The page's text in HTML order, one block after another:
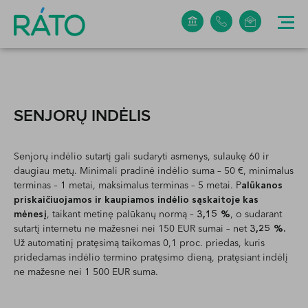
+370 5 265 0304 info@rato.lt
SENJORŲ INDĖLIS
Senjorų indėlio sutartį gali sudaryti asmenys, sulaukę 60 ir
daugiau metų. Minimali pradinė indėlio suma – 50 €, minimalus
terminas – 1 metai, maksimalus terminas – 5 metai. Palūkanos
priskaičiuojamos ir kaupiamos indėlio sąskaitoje kas
mėnesį, taikant metinę palūkanų normą – 3,15 %, o sudarant
sutartį internetu ne mažesnei nei 150 EUR sumai – net 3,25 %.
Už automatinį pratęsimą taikomas 0,1 proc. priedas, kuris
pridedamas indėlio termino pratęsimo dieną, pratęsiant indėlį
ne mažesne nei 1 500 EUR suma.